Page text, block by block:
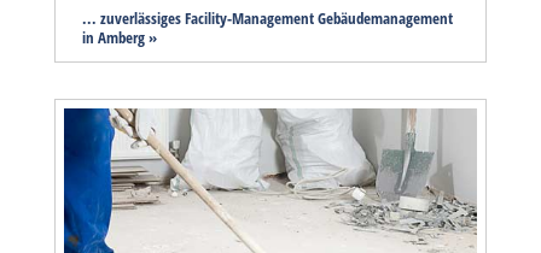
... zuverlässiges Facility-Management Gebäudemanagement
in Amberg »